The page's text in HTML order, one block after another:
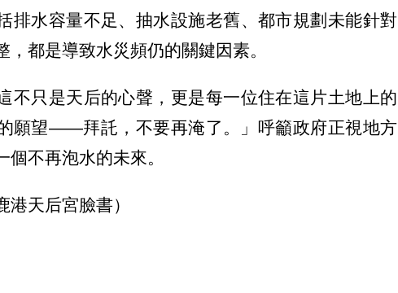
排水容量不足、抽水設施老舊、都市規劃未能針對
，都是導致水災頻仍的關鍵因素。
不只是天后的心聲，更是每一位住在這片土地上的
願望——拜託，不要再淹了。」呼籲政府正視地方
不再泡水的未來。
港天后宮臉書）